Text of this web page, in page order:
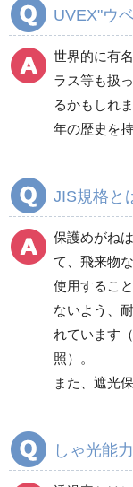
UVEX"ウ
世界的に有
ラス等も扱
るかもしれ
年の歴史を
JIS規格と
保護めがね
て、飛来物
使用するこ
ないよう、
れています
照）。
また、遮光
しゃ光能